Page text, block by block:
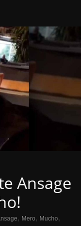
Ansage
, Mero, Mucho,